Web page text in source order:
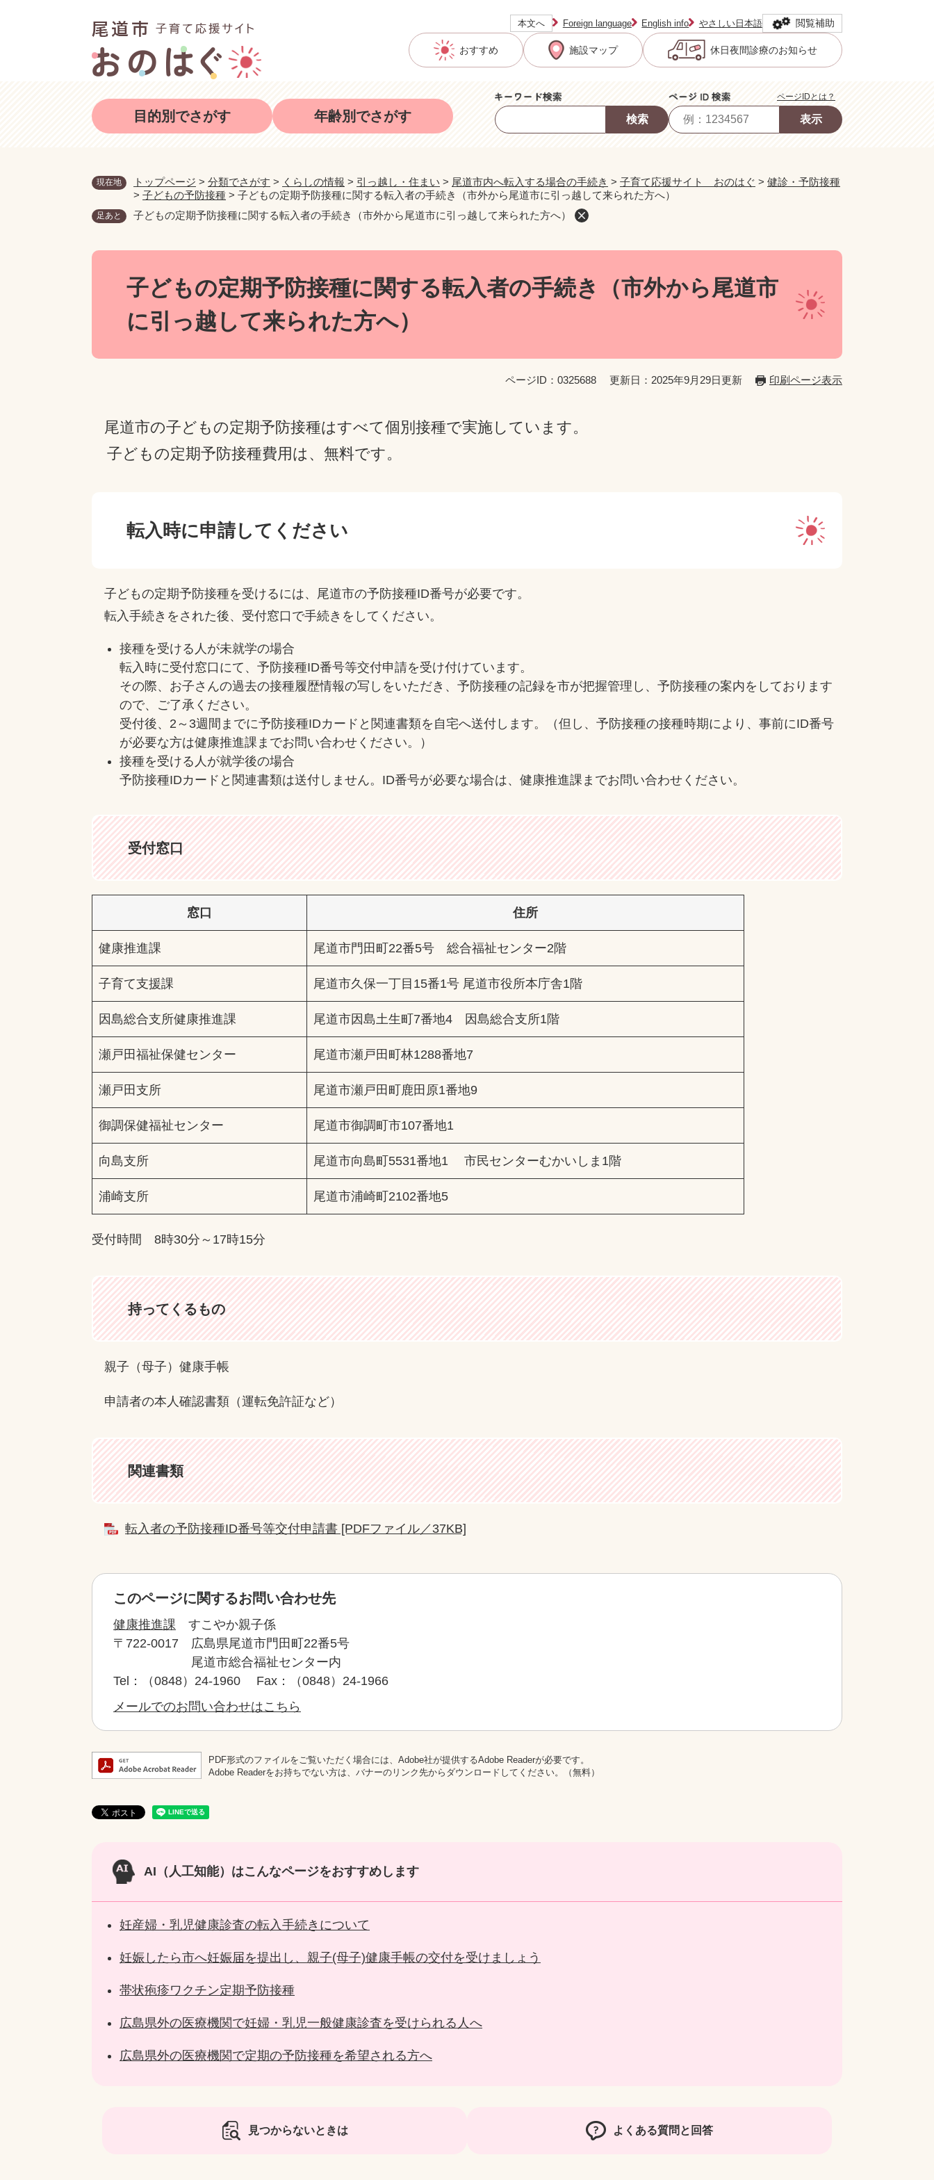
本文へ Foreign language English info やさしい日本語 閲覧補助
おすすめ 施設マップ 休日夜間診療のお知らせ
目的別でさがす 年齢別でさがす
ページIDとは？
現在地 トップページ > 分類でさがす > くらしの情報 > 引っ越し・住まい > 尾道市内へ転入する場合の手続き > 子育て応援サイト おのはぐ > 健診・予防接種
> 子どもの予防接種 > 子どもの定期予防接種に関する転入者の手続き（市外から尾道市に引っ越して来られた方へ）
足あと 子どもの定期予防接種に関する転入者の手続き（市外から尾道市に引っ越して来られた方へ）
本
子どもの定期予防接種に関する転入者の手続き（市外から尾道市
に引っ越して来られた方へ）
ページID：0325688 更新日：2025年9月29日更新 印刷ページ表示
尾道市の子どもの定期予防接種はすべて個別接種で実施しています。
子どもの定期予防接種費用は、無料です。
転入時に申請してください
子どもの定期予防接種を受けるには、尾道市の予防接種ID番号が必要です。
転入手続きをされた後、受付窓口で手続きをしてください。
接種を受ける人が未就学の場合
転入時に受付窓口にて、予防接種ID番号等交付申請を受け付けています。
その際、お子さんの過去の接種履歴情報の写しをいただき、予防接種の記録を市が把握管理し、予防接種の案内をしております
ので、ご了承ください。
受付後、2～3週間までに予防接種IDカードと関連書類を自宅へ送付します。（但し、予防接種の接種時期により、事前にID番号
が必要な方は健康推進課までお問い合わせください。）
接種を受ける人が就学後の場合
予防接種IDカードと関連書類は送付しません。ID番号が必要な場合は、健康推進課までお問い合わせください。
受付窓口
窓口 住所
健康推進課 尾道市門田町22番5号 総合福祉センター2階
子育て支援課 尾道市久保一丁目15番1号 尾道市役所本庁舎1階
因島総合支所健康推進課 尾道市因島土生町7番地4 因島総合支所1階
瀬戸田福祉保健センター 尾道市瀬戸田町林1288番地7
瀬戸田支所 尾道市瀬戸田町鹿田原1番地9
御調保健福祉センター 尾道市御調町市107番地1
向島支所 尾道市向島町5531番地1 市民センターむかいしま1階
浦崎支所 尾道市浦崎町2102番地5
受付時間 8時30分～17時15分
持ってくるもの
親子（母子）健康手帳
申請者の本人確認書類（運転免許証など）
関連書類
転入者の予防接種ID番号等交付申請書 [PDFファイル／37KB]
このページに関するお問い合わせ先
健康推進課
すこやか親子係
〒722-0017
広島県尾道市門田町22番5号
尾道市総合福祉センター内
Tel：（0848）24-1960
Fax：（0848）24-1966
メールでのお問い合わせはこちら
PDF形式のファイルをご覧いただく場合には、Adobe社が提供するAdobe Readerが必要です。
Adobe Readerをお持ちでない方は、バナーのリンク先からダウンロードしてください。（無料）
AI（人工知能）はこんなページをおすすめします
妊産婦・乳児健康診査の転入手続きについて
妊娠したら市へ妊娠届を提出し、親子(母子)健康手帳の交付を受けましょう
帯状疱疹ワクチン定期予防接種
広島県外の医療機関で妊婦・乳児一般健康診査を受けられる人へ
広島県外の医療機関で定期の予防接種を希望される方へ
見つからないときは よくある質問と回答